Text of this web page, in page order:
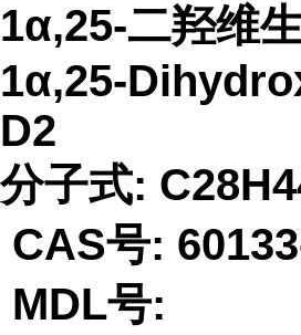
1α,25-二羟维
1α,25-
D2
分子式:
CAS号:
MDL号: